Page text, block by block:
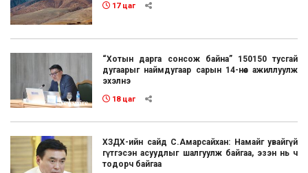
17 цаг
“Хотын дарга сонсож байна” 150150 тусгай
дугаарыг наймдугаар сарын 14-нөөс ажиллуулж
эхэлнэ
18 цаг
ХЗДХ-ийн сайд С.Амарсайхан: Намайг увайгүй
гүтгэсэн асуудлыг шалгуулж байгаа, эзэн нь ч
тодорч байгаа